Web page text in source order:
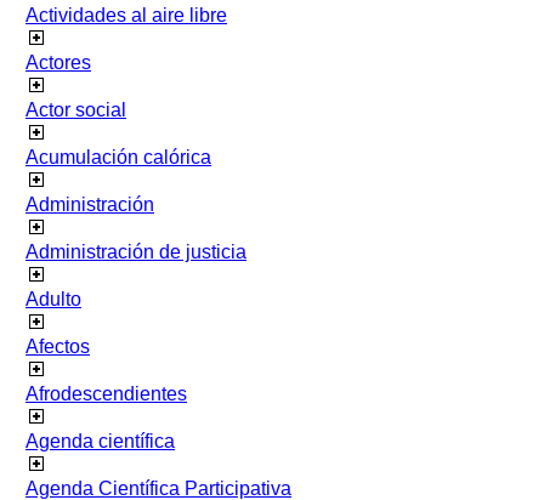
Actividades al aire libre
Actores
Actor social
Acumulación calórica
Administración
Administración de justicia
Adulto
Afectos
Afrodescendientes
Agenda científica
Agenda Científica Participativa